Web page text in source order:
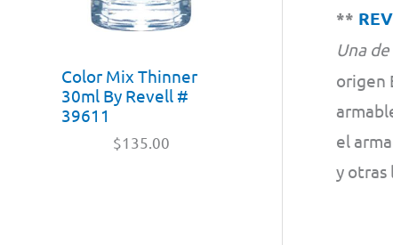
Color Mix Thinner
30ml By Revell #
39611
$135.00
**
Una
origen
el
y otras